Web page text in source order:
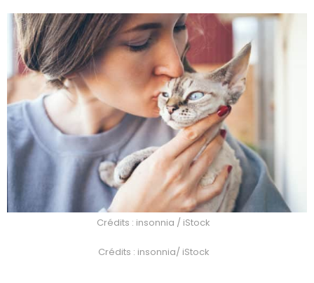
Crédits : insonnia / iStock
Crédits : insonnia/ iStock